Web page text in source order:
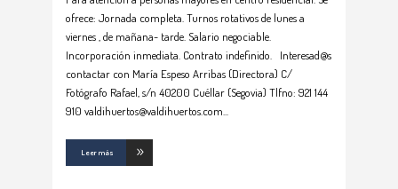
ofrece: Jornada completa. Turnos rotativos de lunes a
viernes , de mañana- tarde. Salario negociable.
Incorporación inmediata. Contrato indefinido. Interesad@s
contactar con María Espeso Arribas (Directora) C/
Fotógrafo Rafael, s/n 40200 Cuéllar (Segovia) Tlfno: 921 144
910 valdihuertos@valdihuertos.com
Leer más